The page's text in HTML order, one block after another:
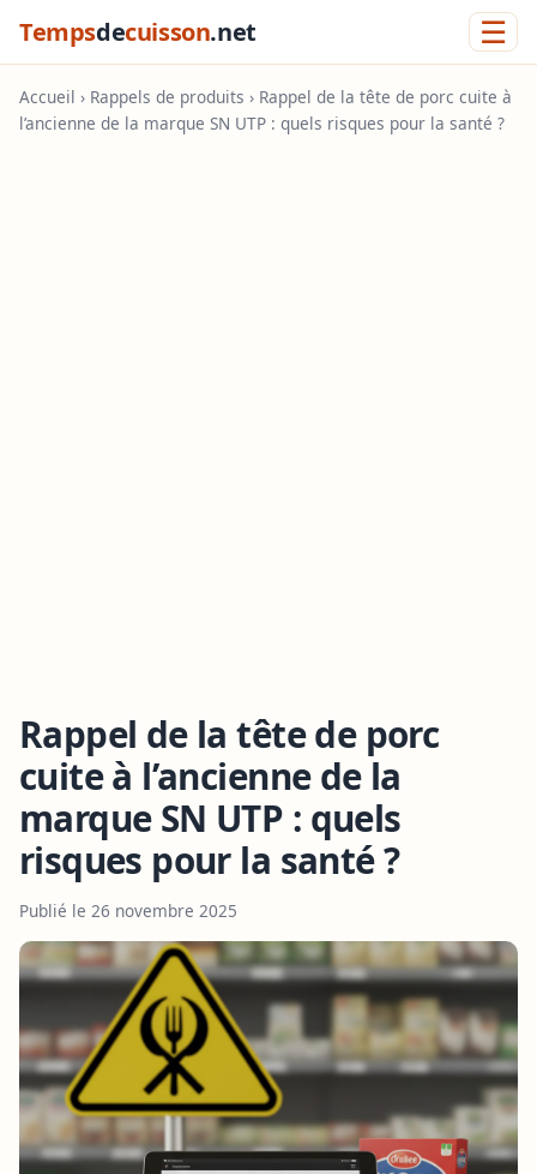
Tempsdecuisson.net ☰
Accueil › Rappels de produits › Rappel de la tête de porc cuite à
l’ancienne de la marque SN UTP : quels risques pour la santé ?
Rappel de la tête de porc
cuite à l’ancienne de la
marque SN UTP : quels
risques pour la santé ?
Publié le 26 novembre 2025